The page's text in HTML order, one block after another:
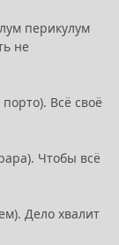
перикулум
не
Всё своё
Чтобы всё
Дело хвалит